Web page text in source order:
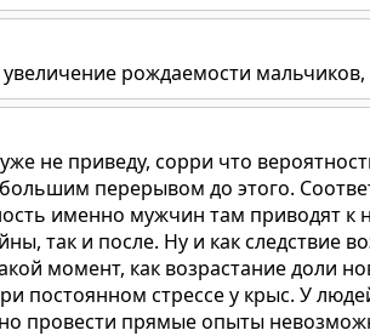
рождаемости
не приведу, сорри что
перерывом до этого.
именно мужчин там приводят к
так и после. Ну и как следствие
момент, как возрастание доли
постоянном стрессе у крыс. У
провести прямые опыты